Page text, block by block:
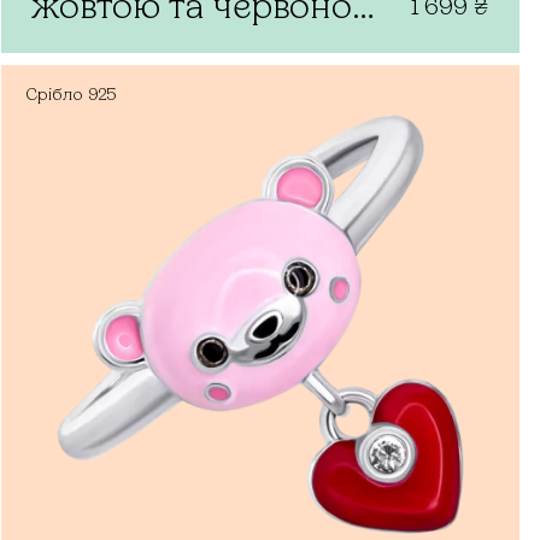
емаллю
Срібло 925